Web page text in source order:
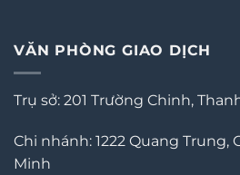
VĂN PHÒNG GIAO DỊCH
Trụ sở: 201 Trường Chinh,
Chi nhánh: 1222 Quang Trung,
Minh